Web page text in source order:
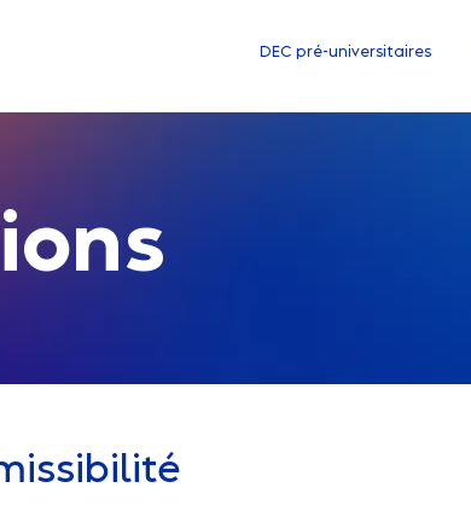
DEC pré-universitaires